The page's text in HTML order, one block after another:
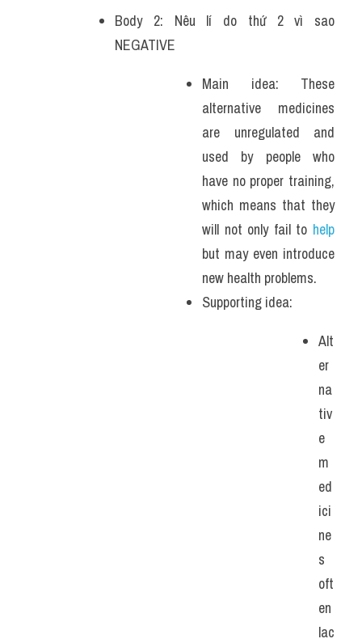
Body 2: Nêu lí do thứ 2 vì sao
NEGATIVE
Main idea: These
alternative medicines
are unregulated and
used by people who
have no proper training,
which means that they
will not only fail to help
but may even introduce
new health problems.
Supporting idea:
Alt
er
na
tiv
e
m
ed
ici
ne
s
oft
en
lac